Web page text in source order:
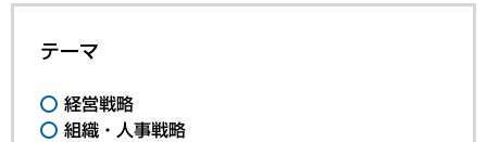
テーマ
経営戦略
組織・人事戦略